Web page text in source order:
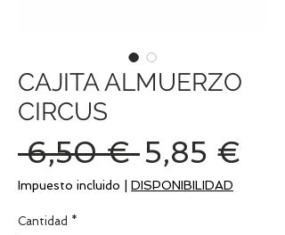
CAJITA ALMUERZO
CIRCUS
6,50 € Precio
5,85 €
Impuesto incluido DISPONIBILIDAD
Cantidad *